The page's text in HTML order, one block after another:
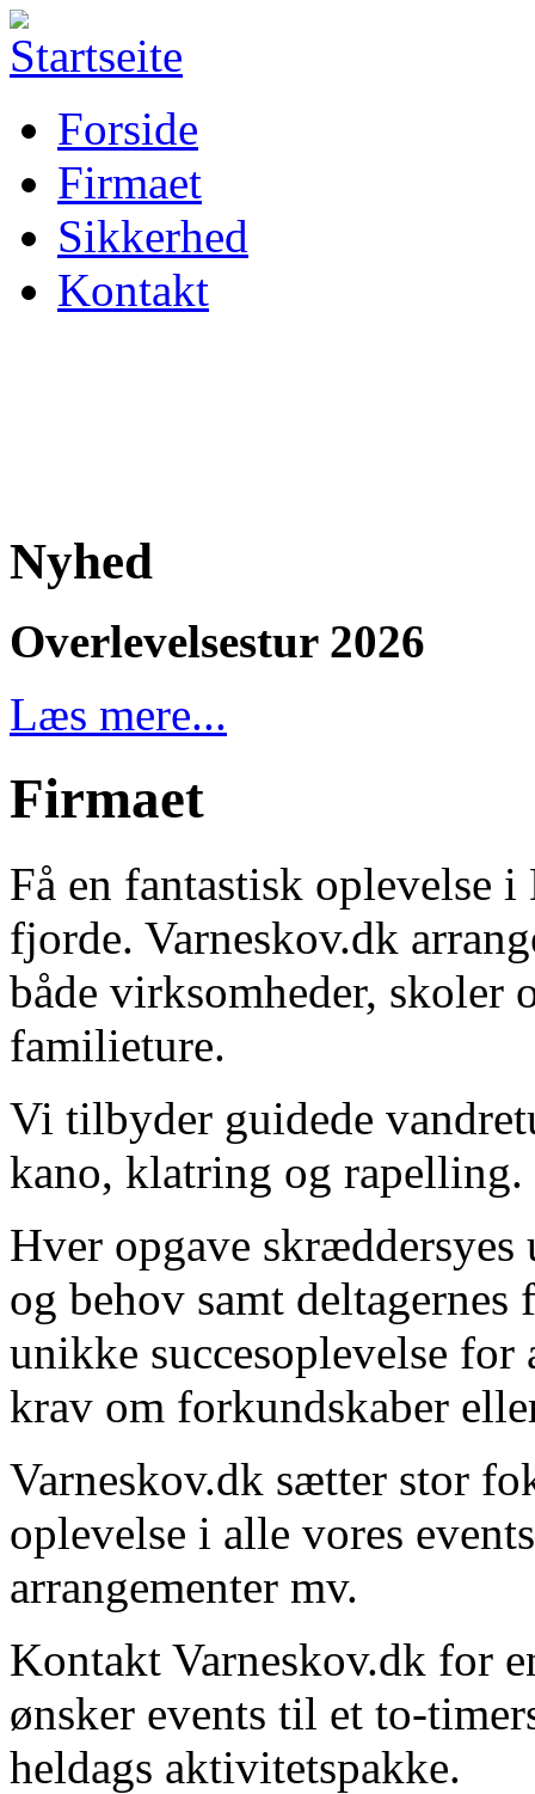
Forside
Firmaet
Sikkerhed
Kontakt
Nyhed
Overlevelsestur 2026
Læs mere...
Firmaet
Få en fantastisk oplevelse
fjorde. Varneskov.dk
både virksomheder, skoler
familieture.
Vi tilbyder guidede
kano, klatring og rapelling.
Hver opgave
og behov samt
unikke succesoplevelse
krav om forkundskaber
Varneskov.dk sætter stor
oplevelse i alle vores
arrangementer mv.
Kontakt Varneskov.dk for
ønsker events til et to-
heldags aktivitetspakke.